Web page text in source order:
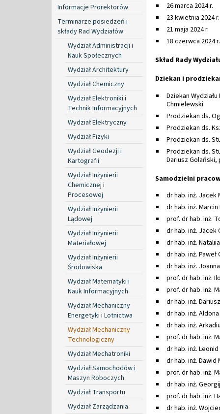
Informacje Prorektorów
Terminarze posiedzeń i
składy Rad Wydziałów
Wydział Administracji i
Nauk Społecznych
Wydział Architektury
Wydział Chemiczny
Wydział Elektroniki i
Technik Informacyjnych
Wydział Elektryczny
Wydział Fizyki
Wydział Geodezji i
Kartografii
Wydział Inżynierii
Chemicznej i
Procesowej
Wydział Inżynierii
Lądowej
Wydział Inżynierii
Materiałowej
Wydział Inżynierii
Środowiska
Wydział Matematyki i
Nauk Informacyjnych
Wydział Mechaniczny
Energetyki i Lotnictwa
Wydział Mechaniczny
Technologiczny
Wydział Mechatroniki
Wydział Samochodów i
Maszyn Roboczych
Wydział Transportu
Wydział Zarządzania
26 marca 2024 r.
23 kwietnia 2024 r.
21 maja 2024 r.
18 czerwca 2024 r.
Skład Rady
Dziekan i
Dziekan
Chmielewski
Prodziekan ds.
Prodziekan ds.
Prodziekan ds.
Prodziekan ds.
Dariusz Golański,
Samodzielni
dr hab. inż. Jacek
dr hab. inż. Marcin
prof. dr hab. inż.
dr hab. inż. Jacek
dr hab. inż.
dr hab. inż.
dr hab. inż.
prof. dr hab. inż.
prof. dr hab. inż.
dr hab. inż.
dr hab. inż.
dr hab. inż.
prof. dr hab. inż.
dr hab. inż.
dr hab. inż.
prof. dr hab. inż.
dr hab. inż.
prof. dr hab. inż.
dr hab. inż.